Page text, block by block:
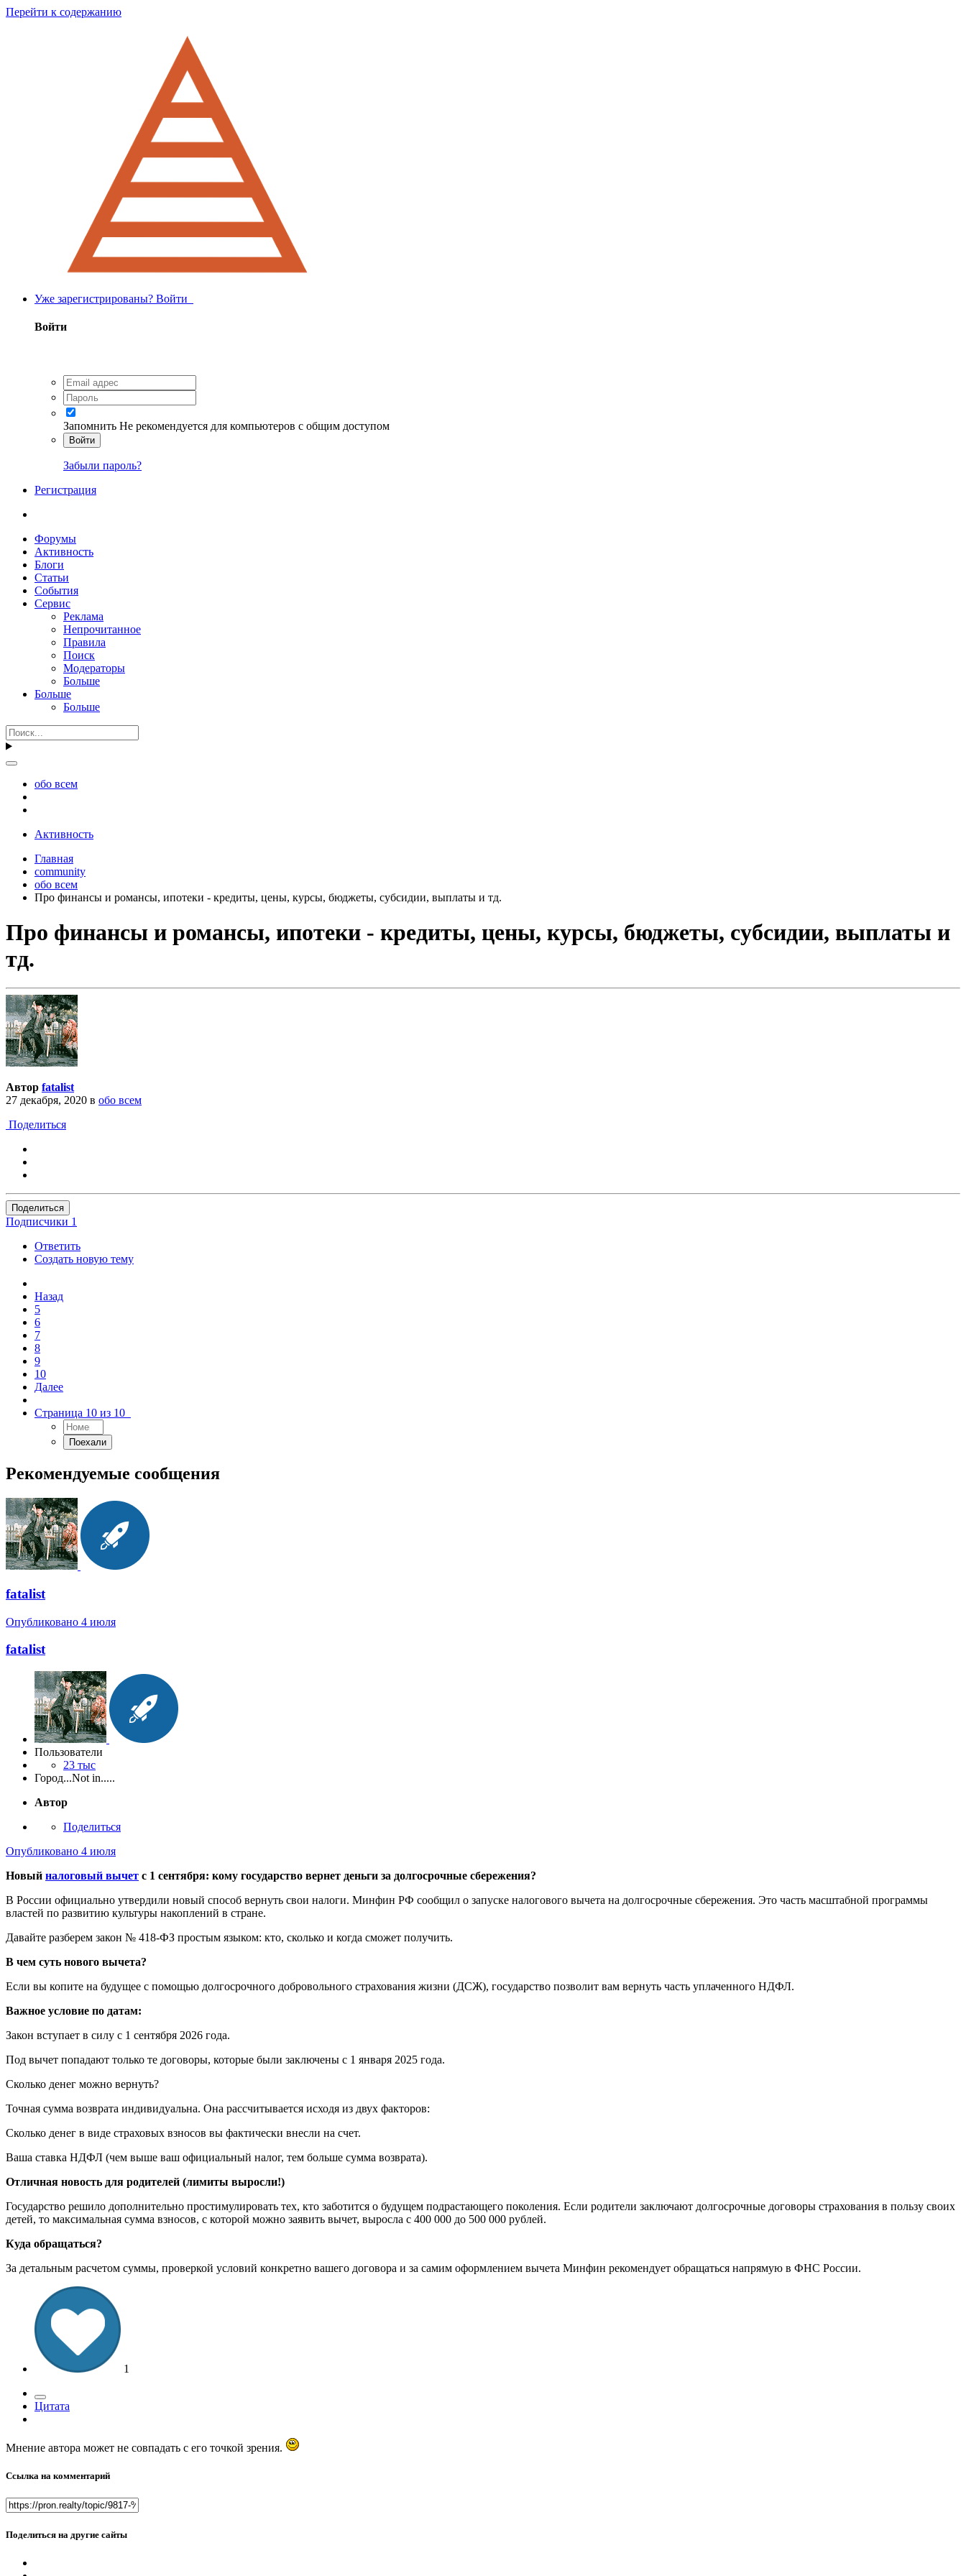
Перейти к содержанию
Уже зарегистрированы? Войти
Войти
Запомнить Не рекомендуется для компьютеров с общим доступом
Войти
Забыли пароль?
Регистрация
Форумы
Активность
Блоги
Статьи
События
Сервис
Реклама
Непрочитанное
Правила
Поиск
Модераторы
Больше
Больше
Больше
обо всем
Активность
Главная
community
обо всем
Про финансы и романсы, ипотеки - кредиты, цены, курсы, бюджеты, субсидии, выплаты и тд.
Про финансы и романсы, ипотеки - кредиты, цены, курсы, бюджеты, субсидии, выплаты и
тд.
Автор fatalist
27 декабря, 2020 в обо всем
Поделиться
Поделиться
Подписчики 1
Ответить
Создать новую тему
Назад
5
6
7
8
9
10
Далее
Страница 10 из 10
Рекомендуемые сообщения
fatalist
Опубликовано 4 июля
fatalist
Пользователи
23 тыс
Город...Not in.....
Автор
Поделиться
Опубликовано 4 июля
Новый налоговый вычет с 1 сентября: кому государство вернет деньги за долгосрочные сбережения?
В России официально утвердили новый способ вернуть свои налоги. Минфин РФ сообщил о запуске налогового вычета на долгосрочные сбережения. Это часть масштабной программы
властей по развитию культуры накоплений в стране.
Давайте разберем закон № 418-ФЗ простым языком: кто, сколько и когда сможет получить.
В чем суть нового вычета?
Если вы копите на будущее с помощью долгосрочного добровольного страхования жизни (ДСЖ), государство позволит вам вернуть часть уплаченного НДФЛ.
Важное условие по датам:
Закон вступает в силу с 1 сентября 2026 года.
Под вычет попадают только те договоры, которые были заключены с 1 января 2025 года.
Сколько денег можно вернуть?
Точная сумма возврата индивидуальна. Она рассчитывается исходя из двух факторов:
Сколько денег в виде страховых взносов вы фактически внесли на счет.
Ваша ставка НДФЛ (чем выше ваш официальный налог, тем больше сумма возврата).
Отличная новость для родителей (лимиты выросли!)
Государство решило дополнительно простимулировать тех, кто заботится о будущем подрастающего поколения. Если родители заключают долгосрочные договоры страхования в пользу своих
детей, то максимальная сумма взносов, с которой можно заявить вычет, выросла с 400 000 до 500 000 рублей.
Куда обращаться?
За детальным расчетом суммы, проверкой условий конкретно вашего договора и за самим оформлением вычета Минфин рекомендует обращаться напрямую в ФНС России.
1
Цитата
Мнение автора может не совпадать с его точкой зрения.
Ссылка на комментарий
Поделиться на другие сайты